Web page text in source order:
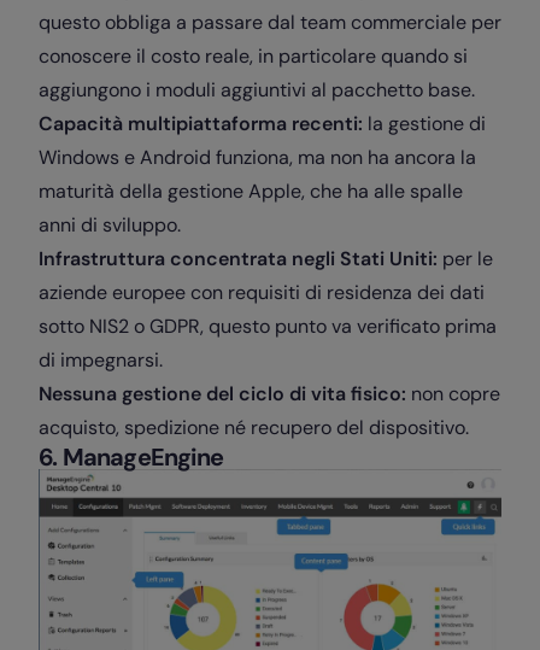
questo obbliga a passare dal team commerciale per
conoscere il costo reale, in particolare quando si
aggiungono i moduli aggiuntivi al pacchetto base.
Capacità multipiattaforma recenti: la gestione di
Windows e Android funziona, ma non ha ancora la
maturità della gestione Apple, che ha alle spalle
anni di sviluppo.
Infrastruttura concentrata negli Stati Uniti: per le
aziende europee con requisiti di residenza dei dati
sotto NIS2 o GDPR, questo punto va verificato prima
di impegnarsi.
Nessuna gestione del ciclo di vita fisico: non copre
acquisto, spedizione né recupero del dispositivo.
6. ManageEngine